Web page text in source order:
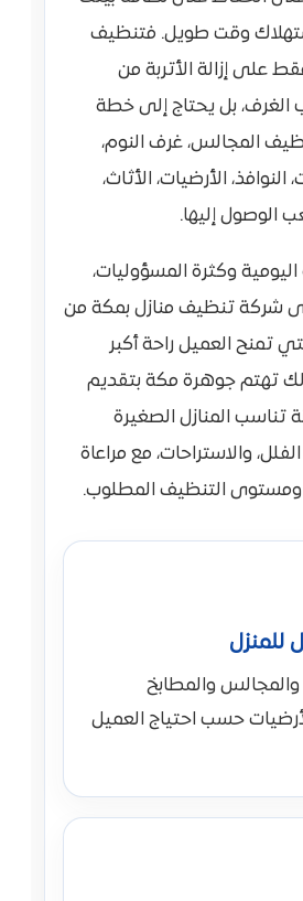
وقت طويل. فتنظيف
على إزالة الأتربة من
الغرف، بل يحتاج إلى خطة
المجالس، غرف النوم،
النوافذ، الأرضيات، الأثاث،
الوصول إليها.
وكثرة المسؤوليات،
شركة تنظيف منازل بمكة من
تمنح العميل راحة أكبر
تهتم جوهرة مكة بتقديم
المنازل الصغيرة
والاستراحات، مع مراعاة
التنظيف المطلوب.
والمطابخ
حسب احتياج العميل